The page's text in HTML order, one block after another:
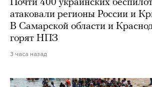
Почти 400 украинских
атаковали регионы России и
В Самарской области и
горят НПЗ
3 часа назад